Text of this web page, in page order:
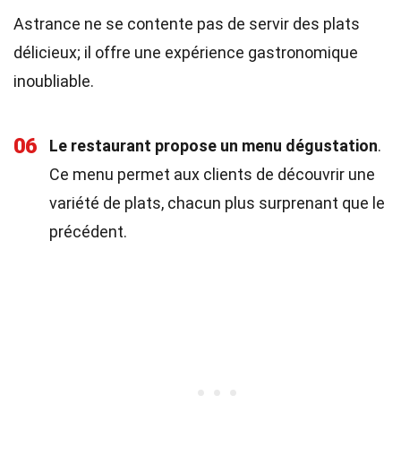
Astrance ne se contente pas de servir des plats
délicieux; il offre une expérience gastronomique
inoubliable.
06 Le restaurant propose un menu dégustation.
Ce menu permet aux clients de découvrir une
variété de plats, chacun plus surprenant que le
précédent.